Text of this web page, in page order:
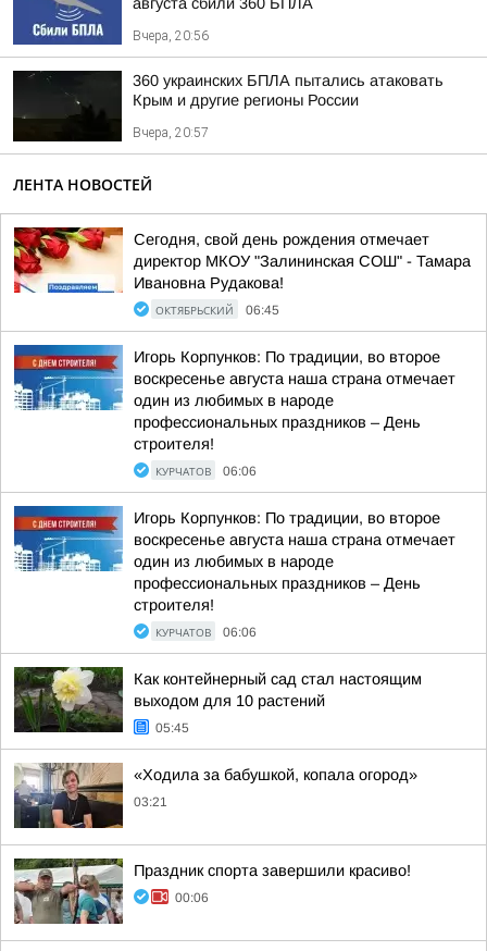
Вчера, 20:56
360 украинских БПЛА пытались атаковать
Крым и другие регионы России
Вчера, 20:57
ЛЕНТА НОВОСТЕЙ
Сегодня, свой день рождения отмечает
директор МКОУ "Залининская СОШ" - Тамара
Ивановна Рудакова!
ОКТЯБРЬСКИЙ 06:45
Игорь Корпунков: По традиции, во второе
воскресенье августа наша страна отмечает
один из любимых в народе
профессиональных праздников – День
строителя!
КУРЧАТОВ 06:06
Игорь Корпунков: По традиции, во второе
воскресенье августа наша страна отмечает
один из любимых в народе
профессиональных праздников – День
строителя!
КУРЧАТОВ 06:06
Как контейнерный сад стал настоящим
выходом для 10 растений
05:45
«Ходила за бабушкой, копала огород»
03:21
Праздник спорта завершили красиво!
00:06